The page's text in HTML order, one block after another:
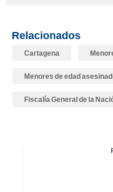
Relacionados
Cartagena
Menores de edad
Fiscalía General de la